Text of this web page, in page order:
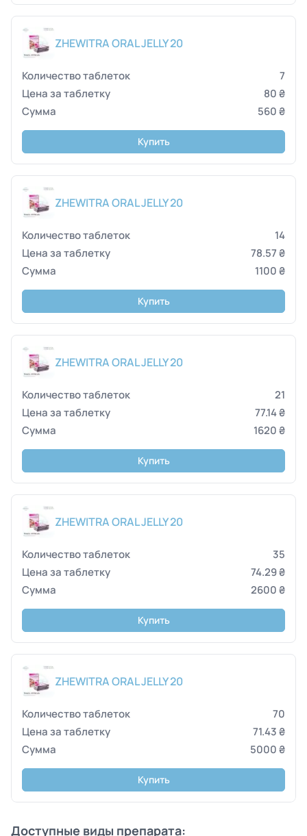
ZHEWITRA ORAL JELLY 20
7
80 ₴
560 ₴
Купить
ZHEWITRA ORAL JELLY 20
14
78.57 ₴
1100 ₴
Купить
ZHEWITRA ORAL JELLY 20
21
77.14 ₴
1620 ₴
Купить
ZHEWITRA ORAL JELLY 20
35
74.29 ₴
2600 ₴
Купить
ZHEWITRA ORAL JELLY 20
70
71.43 ₴
5000 ₴
Купить
Доступные виды препарата: